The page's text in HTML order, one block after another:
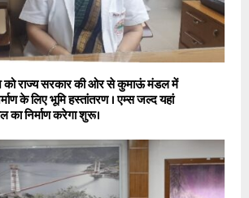
राज्य सरकार की ओर से कुमाऊं मंडल में
के लिए भूमि हस्तांतरण । एम्स जल्द यहां
निर्माण करेगा शुरू।